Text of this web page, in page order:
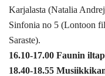
Karjalasta (Natalia
Sinfonia no 5 (Lontoon
Saraste).
16.10-17.00 Faunin
18.40-18.55